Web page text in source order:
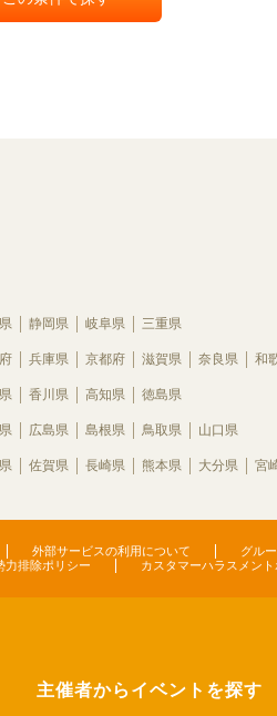
静岡県 岐阜県 三重県
兵庫県 京都府 滋賀県 奈良県 和
香川県 高知県 徳島県
広島県 島根県 鳥取県 山口県
佐賀県 長崎県 熊本県 大分県 宮
外部サービスの利用について
グル
力排除ポリシー カスタマーハラスメン
主催者からイベントを探す